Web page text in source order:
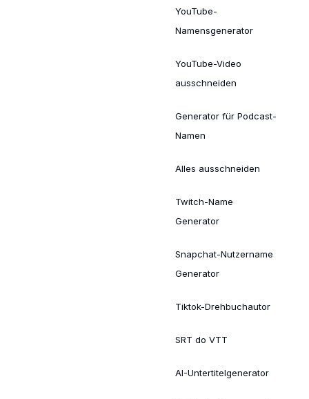
YouTube-
Namensgenerator
YouTube-Video
ausschneiden
Generator für Podcast-
Namen
Alles ausschneiden
Twitch-Name
Generator
Snapchat-Nutzername
Generator
Tiktok-Drehbuchautor
SRT do VTT
AI-Untertitelgenerator